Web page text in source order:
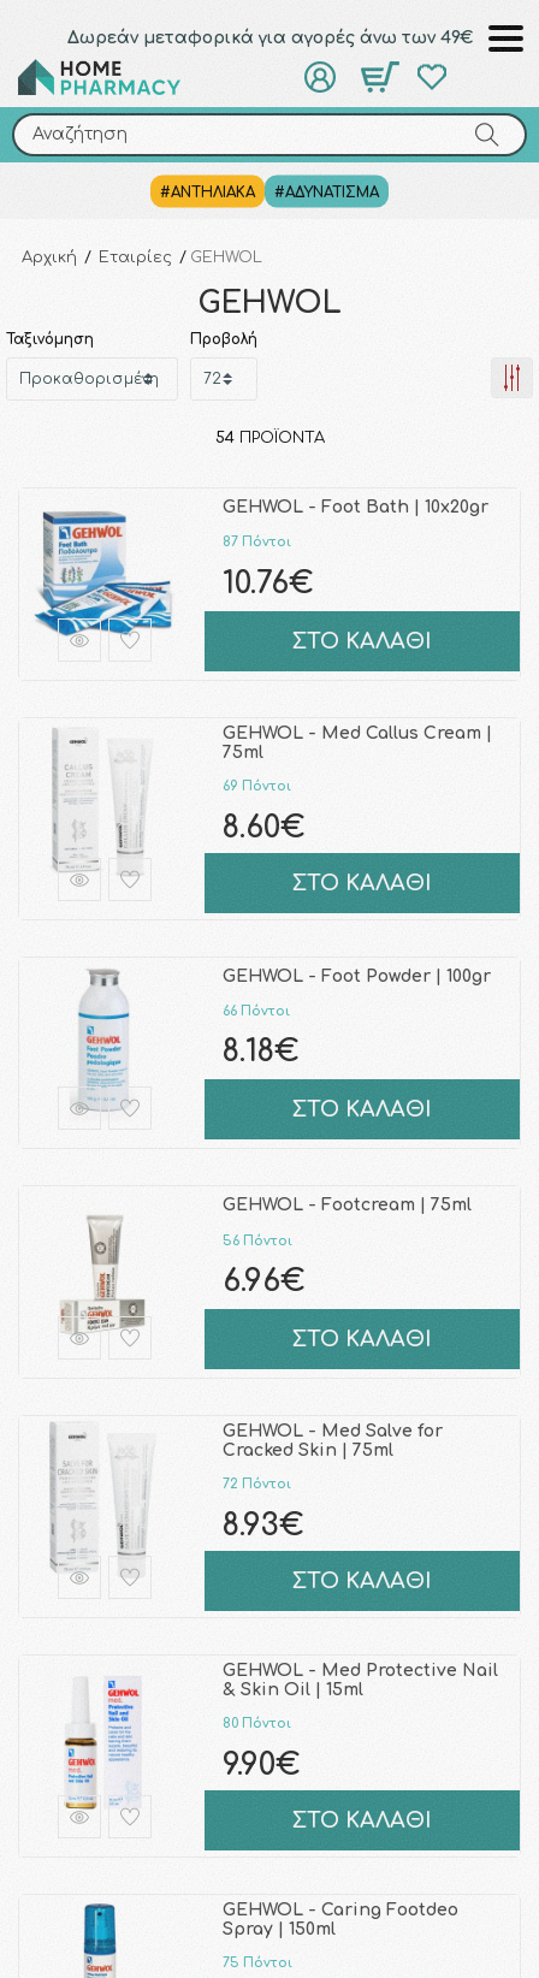
Δωρεάν μεταφορικά για αγορές άνω των 49€
Αναζήτηση
#ΑΝΤΗΛΙΑΚΑ #ΑΔΥΝΑΤΙΣΜΑ
Αναζήτηση
Αρχική / Εταιρίες / GEHWOL
GEHWOL
Ταξινόμηση Προβολή
54ΠΡΟΪΌΝΤΑ
GEHWOL - Foot Bath | 10x20gr
87 Πόντοι
10.76€
ΣΤΟ ΚΑΛΑΘΙ
GEHWOL - Med Callus Cream |
75ml
69 Πόντοι
8.60€
ΣΤΟ ΚΑΛΑΘΙ
GEHWOL - Foot Powder | 100gr
66 Πόντοι
8.18€
ΣΤΟ ΚΑΛΑΘΙ
GEHWOL - Footcream | 75ml
56 Πόντοι
6.96€
ΣΤΟ ΚΑΛΑΘΙ
GEHWOL - Med Salve for
Cracked Skin | 75ml
72 Πόντοι
8.93€
ΣΤΟ ΚΑΛΑΘΙ
GEHWOL - Med Protective Nail
& Skin Oil | 15ml
80 Πόντοι
9.90€
ΣΤΟ ΚΑΛΑΘΙ
GEHWOL - Caring Footdeo
Spray | 150ml
75 Πόντοι